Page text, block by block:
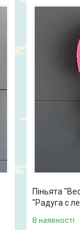
Піньята
"Радуга с
В наявності